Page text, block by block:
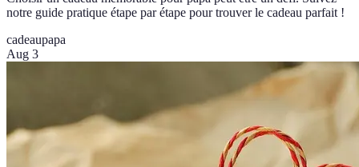
notre guide pratique étape par étape pour trouver le cadeau parfait !
cadeaupapa
Aug 3